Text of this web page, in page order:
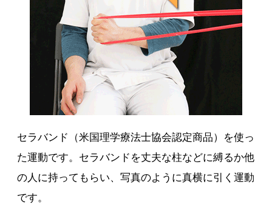
セラバンド（米国理学療法士協会認定商品）を使っ
た運動です。セラバンドを丈夫な柱などに縛るか他
の人に持ってもらい、写真のように真横に引く運動
です。